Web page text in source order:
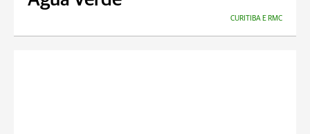
CURITIBA E RMC